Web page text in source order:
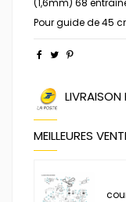
Pour guide de 45
MEILLEURES